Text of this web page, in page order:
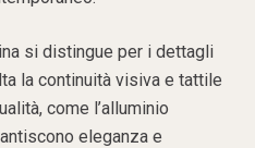
si distingue per i dettagli
la continuità visiva e tattile
come l’alluminio
eleganza e